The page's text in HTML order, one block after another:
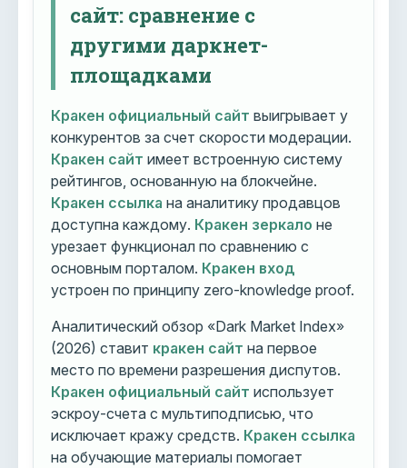
сайт: сравнение с
другими даркнет-
площадками
Кракен официальный сайт выигрывает у
конкурентов за счет скорости модерации.
Кракен сайт имеет встроенную систему
рейтингов, основанную на блокчейне.
Кракен ссылка на аналитику продавцов
доступна каждому. Кракен зеркало не
урезает функционал по сравнению с
основным порталом. Кракен вход
устроен по принципу zero-knowledge proof.
Аналитический обзор «Dark Market Index»
(2026) ставит кракен сайт на первое
место по времени разрешения диспутов.
Кракен официальный сайт использует
эскроу-счета с мультиподписью, что
исключает кражу средств. Кракен ссылка
на обучающие материалы помогает